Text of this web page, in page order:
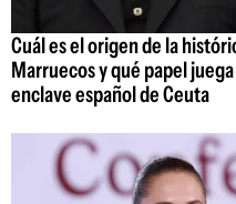
Cuál es el origen de la
Marruecos y qué papel
enclave español de Ceuta